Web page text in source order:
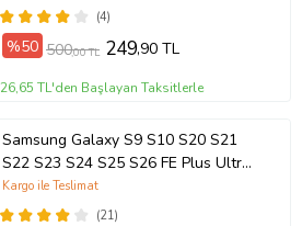
(4)
%50 500,00 TL 249,90 TL
26,65 TL'den Başlayan Taksitlerle
Samsung Galaxy S9 S10 S20 S21
S22 S23 S24 S25 S26 FE Plus Ultra
Kılıf Kişiye Özel Resimli Fotoğraflı
Silikon
(21)
Kargo ile Teslimat